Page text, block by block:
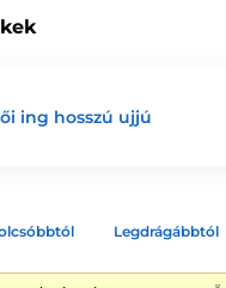
ing hosszú ujjú
Legdrágábbtól